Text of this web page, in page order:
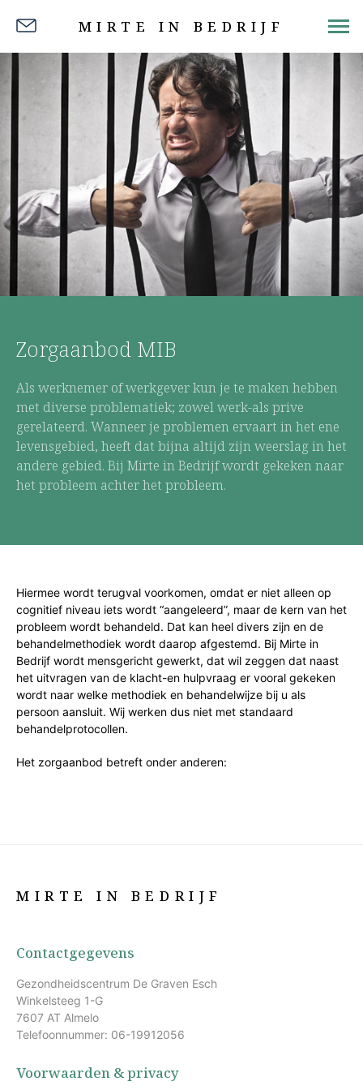
MIRTE IN BEDRIJF
Zorgaanbod MIB
Als werknemer of werkgever kun je te maken hebben
met diverse problematiek; zowel werk-als prive
gerelateerd. Wanneer je problemen ervaart in het ene
levensgebied, heeft dat bijna altijd zijn weerslag in het
andere gebied. Bij Mirte in Bedrijf wordt gekeken naar
het probleem achter het probleem.
Hiermee wordt terugval voorkomen, omdat er niet alleen op
cognitief niveau iets wordt “aangeleerd”, maar de kern van het
probleem wordt behandeld. Dat kan heel divers zijn en de
behandelmethodiek wordt daarop afgestemd. Bij Mirte in
Bedrijf wordt mensgericht gewerkt, dat wil zeggen dat naast
het uitvragen van de klacht-en hulpvraag er vooral gekeken
wordt naar welke methodiek en behandelwijze bij u als
persoon aansluit. Wij werken dus niet met standaard
behandelprotocollen.
Het zorgaanbod betreft onder anderen:
MIRTE IN BEDRIJF
Contactgegevens
Gezondheidscentrum De Graven Esch
Winkelsteeg 1-G
7607 AT Almelo
Telefoonnummer: 06-19912056
Voorwaarden & privacy